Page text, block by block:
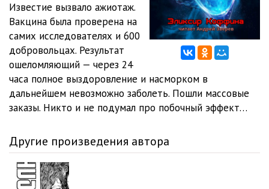
Известие вызвало ажиотаж.
Вакцина была проверена на
самих исследователях и 600
добровольцах. Результат
ошеломляющий — через 24
часа полное выздоровление и насморком в
дальнейшем невозможно заболеть. Пошли массовые
заказы. Никто и не подумал про побочный эффект…
Другие произведения автора